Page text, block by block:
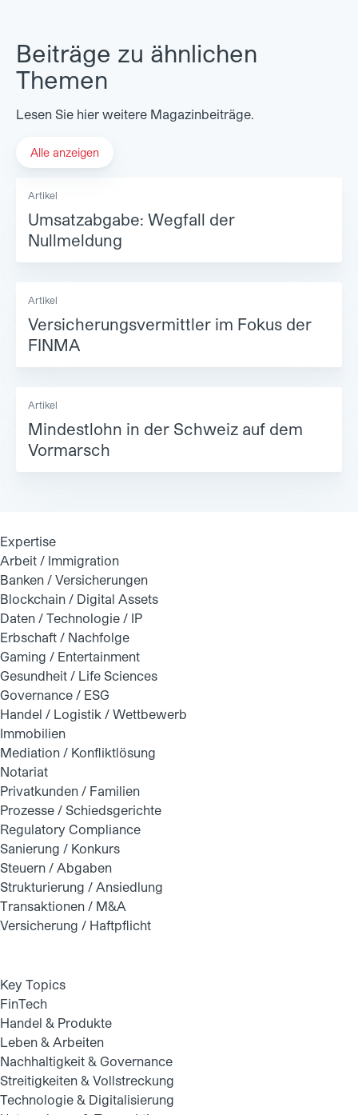
Beiträge zu ähnlichen
Themen
Lesen Sie hier weitere Magazinbeiträge.
Alle anzeigen
Artikel
Umsatzabgabe: Wegfall der
Nullmeldung
Artikel
Versicherungsvermittler im Fokus der
FINMA
Artikel
Mindestlohn in der Schweiz auf dem
Vormarsch
Expertise
Arbeit / Immigration
Banken / Versicherungen
Blockchain / Digital Assets
Daten / Technologie / IP
Erbschaft / Nachfolge
Gaming / Entertainment
Gesundheit / Life Sciences
Governance / ESG
Handel / Logistik / Wettbewerb
Immobilien
Mediation / Konfliktlösung
Notariat
Privatkunden / Familien
Prozesse / Schiedsgerichte
Regulatory Compliance
Sanierung / Konkurs
Steuern / Abgaben
Strukturierung / Ansiedlung
Transaktionen / M&A
Versicherung / Haftpflicht
Key Topics
FinTech
Handel & Produkte
Leben & Arbeiten
Nachhaltigkeit & Governance
Streitigkeiten & Vollstreckung
Technologie & Digitalisierung